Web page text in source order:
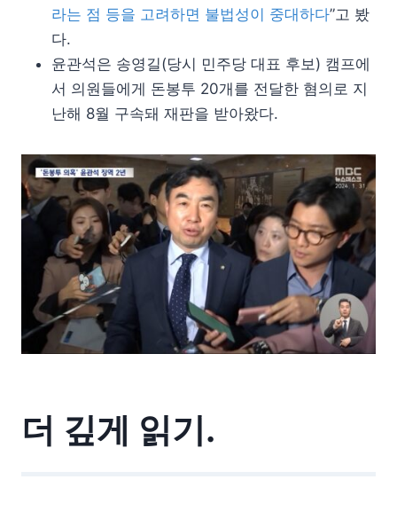
라는 점 등을 고려하면 불법성이 중대하다”고 봤
다.
윤관석은 송영길(당시 민주당 대표 후보) 캠프에
서 의원들에게 돈봉투 20개를 전달한 혐의로 지
난해 8월 구속돼 재판을 받아왔다.
더 깊게 읽기.